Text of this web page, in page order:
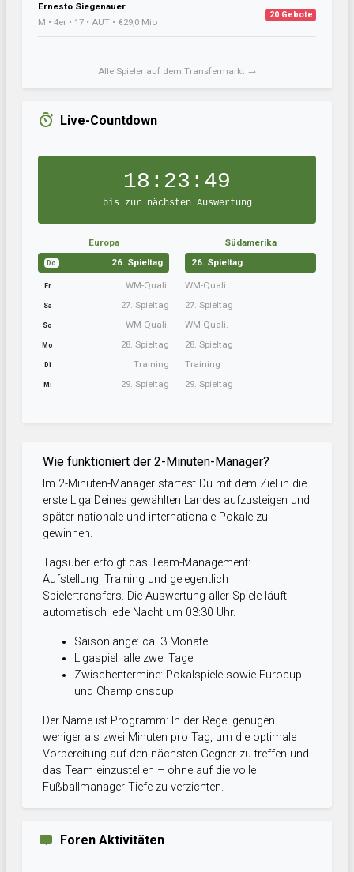
Ernesto Siegenauer
M • 4er • 17 • AUT • €29,0 Mio
20 Gebote
Alle Spieler auf dem Transfermarkt →
Live-Countdown
18:23:49
bis zur nächsten Auswertung
Europa
Do 26. Spieltag
Fr WM-Quali.
Sa 27. Spieltag
So WM-Quali.
Mo 28. Spieltag
Di Training
Mi 29. Spieltag
Südamerika
26. Spieltag
WM-Quali.
27. Spieltag
WM-Quali.
28. Spieltag
Training
29. Spieltag
Wie funktioniert der 2-Minuten-Manager?
Im 2-Minuten-Manager startest Du mit dem Ziel in die
erste Liga Deines gewählten Landes aufzusteigen und
später nationale und internationale Pokale zu
gewinnen.
Tagsüber erfolgt das Team-Management:
Aufstellung, Training und gelegentlich
Spielertransfers. Die Auswertung aller Spiele läuft
automatisch jede Nacht um 03:30 Uhr.
Saisonlänge: ca. 3 Monate
Ligaspiel: alle zwei Tage
Zwischentermine: Pokalspiele sowie Eurocup
und Championscup
Der Name ist Programm: In der Regel genügen
weniger als zwei Minuten pro Tag, um die optimale
Vorbereitung auf den nächsten Gegner zu treffen und
das Team einzustellen – ohne auf die volle
Fußballmanager-Tiefe zu verzichten.
Foren Aktivitäten